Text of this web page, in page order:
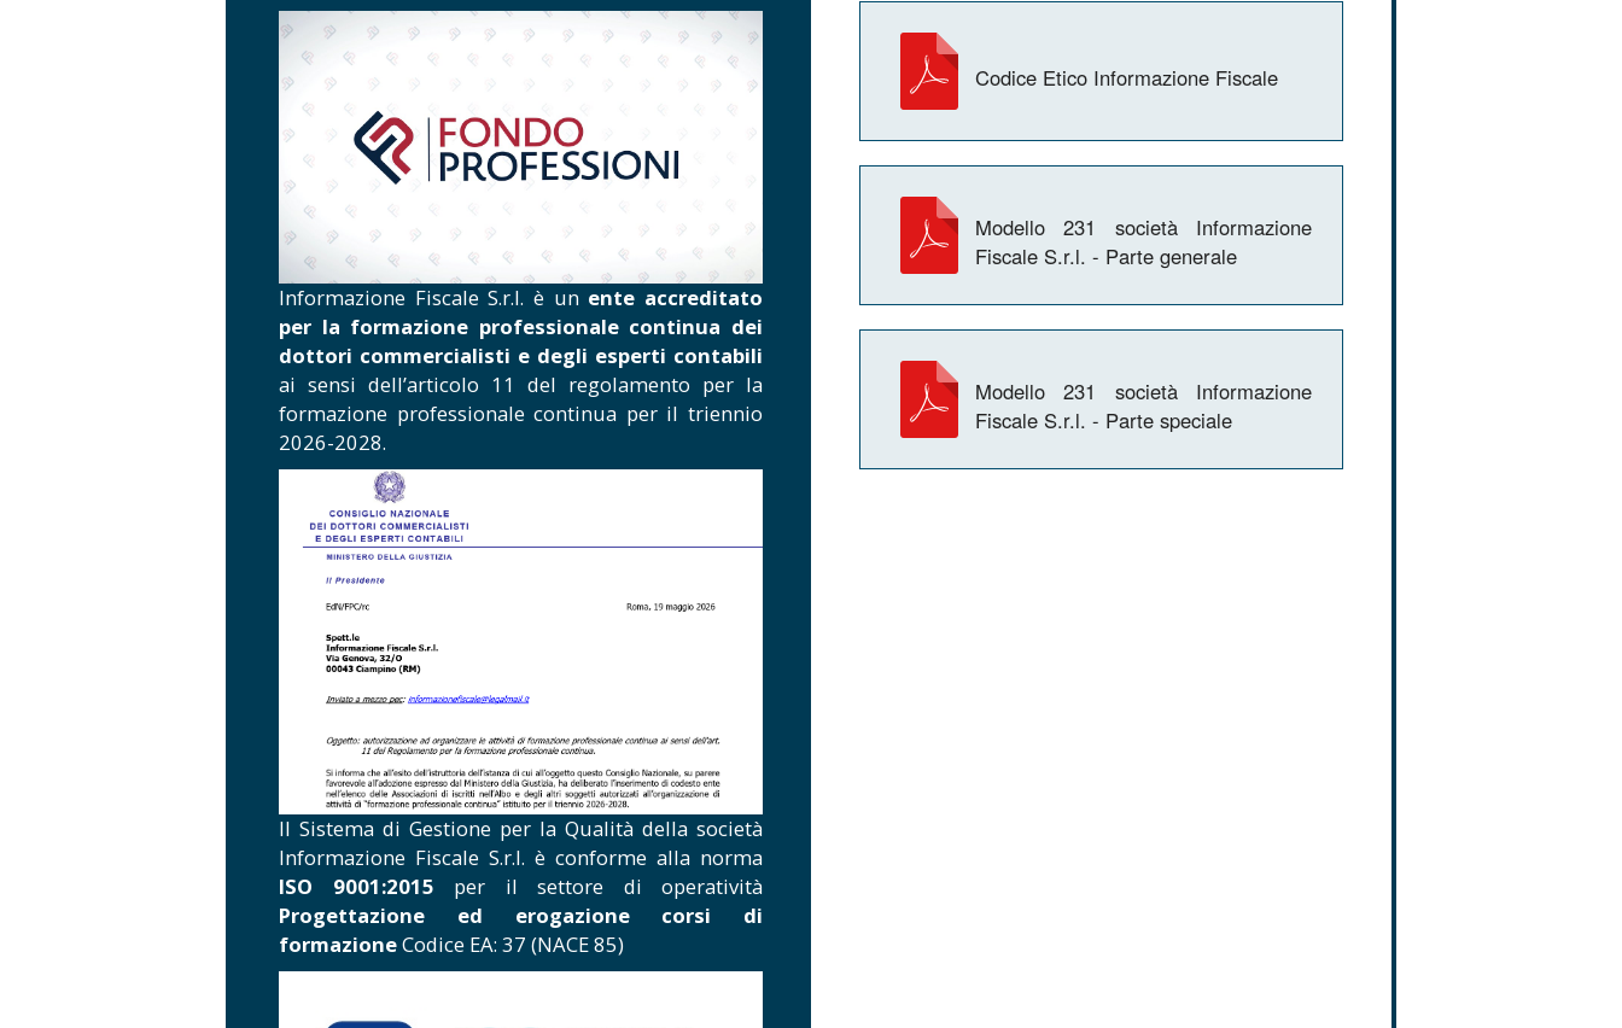
Informazione Fiscale S.r.l. è un ente accreditato
per la formazione professionale continua dei
dottori commercialisti e degli esperti contabili
ai sensi dell’articolo 11 del regolamento per la
formazione professionale continua per il triennio
2026-2028.
Il Sistema di Gestione per la Qualità della società
Informazione Fiscale S.r.l. è conforme alla norma
ISO 9001:2015 per il settore di operatività
Progettazione ed erogazione corsi di
formazioneCodice EA: 37 (NACE 85)
Codice Etico Informazione Fiscale
Modello 231 società Informazione
Fiscale S.r.l. - Parte generale
Modello 231 società Informazione
Fiscale S.r.l. - Parte speciale